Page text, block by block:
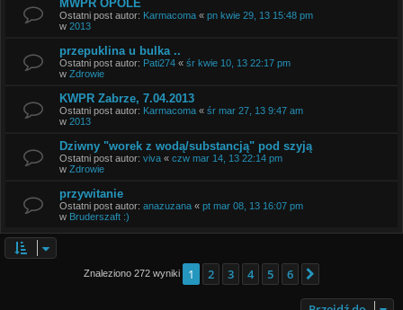
MWPR OPOLE
Ostatni post autor: Karmacoma « pn kwie 29, 13 15:48 pm
w 2013
przepuklina u bulka ..
Ostatni post autor: Pati274 « śr kwie 10, 13 22:17 pm
w Zdrowie
KWPR Zabrze, 7.04.2013
Ostatni post autor: Karmacoma « śr mar 27, 13 9:47 am
w 2013
Dziwny "worek z wodą/substancją" pod szyją
Ostatni post autor: viva « czw mar 14, 13 22:14 pm
w Zdrowie
przywitanie
Ostatni post autor: anazuzana « pt mar 08, 13 16:07 pm
w Bruderszaft :)
Znaleziono 272 wyniki 1 2 3 4 5 6